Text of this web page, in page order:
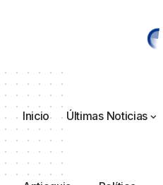
Inicio Últimas Noticias